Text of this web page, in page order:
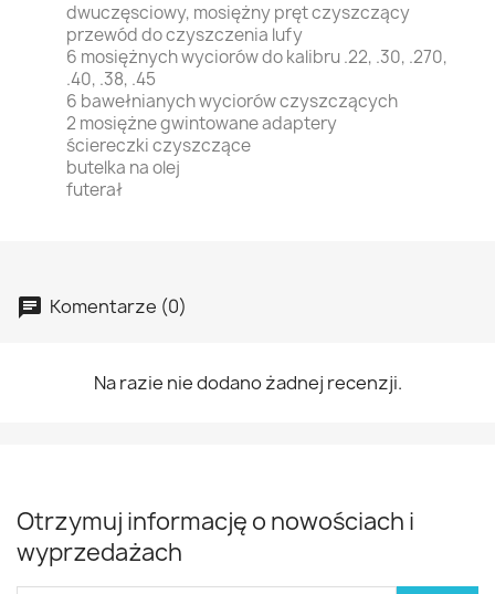
dwuczęsciowy, mosiężny pręt czyszczący
przewód do czyszczenia lufy
6 mosiężnych wyciorów do kalibru .22, .30, .270,
.40, .38, .45
6 bawełnianych wyciorów czyszczących
2 mosiężne gwintowane adaptery
ściereczki czyszczące
butelka na olej
futerał
Komentarze (0)
Na razie nie dodano żadnej recenzji.
Otrzymuj informację o nowościach i
wyprzedażach